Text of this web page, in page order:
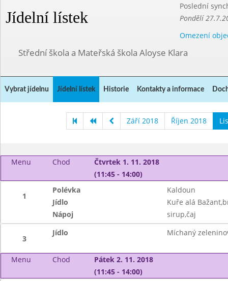
Jídelní lístek
Poslední
Pondělí
Omezení
Střední škola a Mateřská škola Aloyse Klara
Vybrat jídelnu Jídelní lístek Historie Kontakty a informace
Září 2018 Říjen 2018
Menu Chod
Čtvrtek 1. 11. 2018
(11:45 - 14:00)
1
Polévka
Kaldoun
Jídlo
Kuře alá
Nápoj
sirup,čaj
3
Jídlo Míchaný
Menu Chod
Pátek 2. 11. 2018
(11:45 - 14:00)